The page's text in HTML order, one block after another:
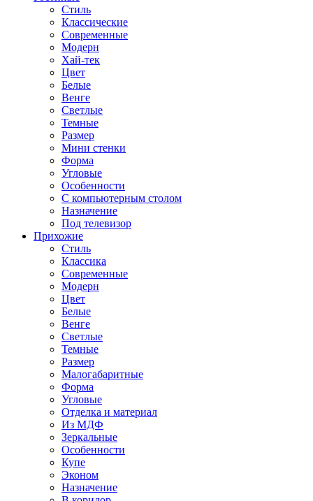
Стиль
Классические
Современные
Модерн
Хай-тек
Цвет
Белые
Венге
Светлые
Темные
Размер
Мини стенки
Форма
Угловые
Особенности
С компьютерным столом
Назначение
Под телевизор
Прихожие
Стиль
Классика
Современные
Модерн
Цвет
Белые
Венге
Светлые
Темные
Размер
Малогабаритные
Форма
Угловые
Отделка и материал
Из МДФ
Зеркальные
Особенности
Купе
Эконом
Назначение